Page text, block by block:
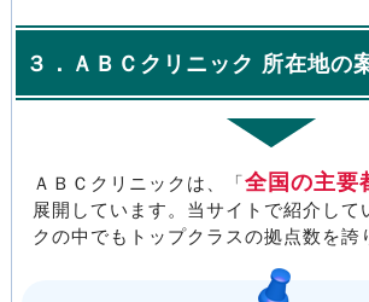
３．ＡＢＣクリニック 所在地の
ＡＢＣクリニックは、「全国の主要
展開しています。当サイトで紹介して
クの中でもトップクラスの拠点数を誇